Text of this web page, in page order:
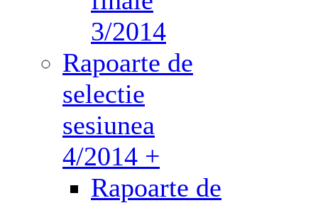
3/2014
Rapoarte de
selectie
sesiunea
4/2014 +
Rapoarte de